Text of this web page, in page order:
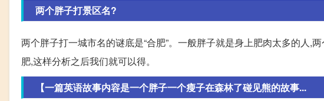
两个胖子打景区名?
两个胖子打一城市名的谜底是“合肥”。一般胖子就是身上肥肉太多的人,
肥,这样分析之后我们就可以得。
【一篇英语故事内容是一个胖子一个瘦子在森林了碰见熊的故事...